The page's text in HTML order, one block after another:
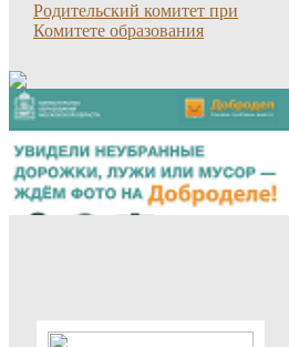
Родительский комитет при
Комитете образования